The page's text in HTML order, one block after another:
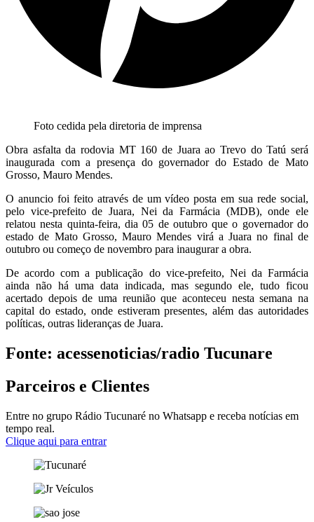
Foto cedida pela diretoria de imprensa
Obra asfalta da rodovia MT 160 de Juara ao Trevo do Tatú será
inaugurada com a presença do governador do Estado de Mato
Grosso, Mauro Mendes.
O anuncio foi feito através de um vídeo posta em sua rede social,
pelo vice-prefeito de Juara, Nei da Farmácia (MDB), onde ele
relatou nesta quinta-feira, dia 05 de outubro que o governador do
estado de Mato Grosso, Mauro Mendes virá a Juara no final de
outubro ou começo de novembro para inaugurar a obra.
De acordo com a publicação do vice-prefeito, Nei da Farmácia
ainda não há uma data indicada, mas segundo ele, tudo ficou
acertado depois de uma reunião que aconteceu nesta semana na
capital do estado, onde estiveram presentes, além das autoridades
políticas, outras lideranças de Juara.
Fonte: acessenoticias/radio Tucunare
Parceiros e Clientes
Entre no grupo Rádio Tucunaré no Whatsapp e receba notícias em
tempo real.
Clique aqui para entrar